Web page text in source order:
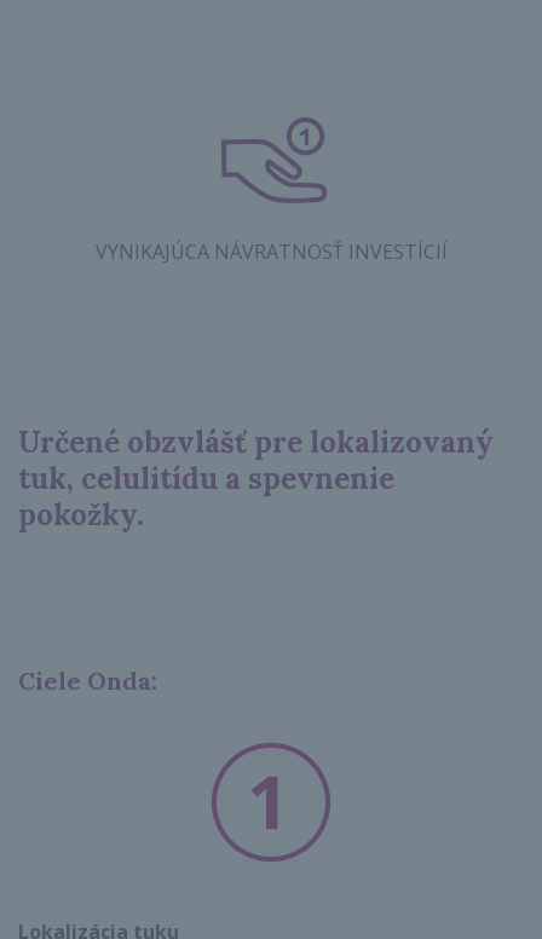
VYNIKAJÚCA NÁVRATNOSŤ INVESTÍCIÍ
Určené obzvlášť pre lokalizovaný
tuk, celulitídu a spevnenie
pokožky.
Ciele Onda:
Lokalizácia tuku